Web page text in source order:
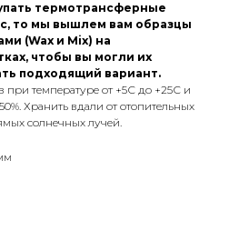
термотрансферные
то мы вышлем вам образцы
(Wax и Mix) на
чтобы вы могли их
подходящий вариант.
при температуре от +5С до +25С и
Хранить вдали от отопительных
солнечных лучей.